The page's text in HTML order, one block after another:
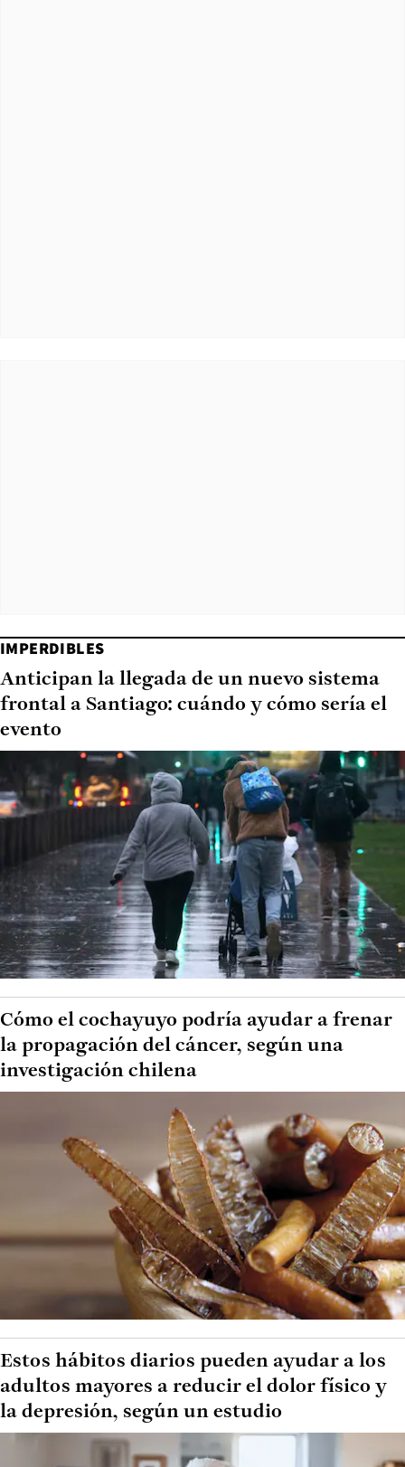
IMPERDIBLES
Anticipan la llegada de un nuevo sistema
frontal a Santiago: cuándo y cómo sería el
evento
Cómo el cochayuyo podría ayudar a frenar
la propagación del cáncer, según una
investigación chilena
Estos hábitos diarios pueden ayudar a los
adultos mayores a reducir el dolor físico y
la depresión, según un estudio